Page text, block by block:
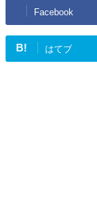
Facebook
B! はてブ